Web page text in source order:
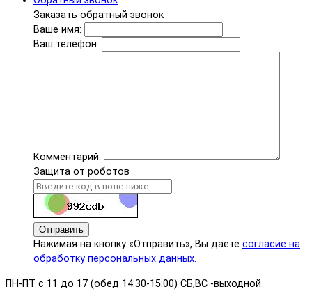
Заказать обратный звонок
Ваше имя:
Ваш телефон:
Комментарий:
Защита от роботов
Отправить
Нажимая на кнопку «Отправить», Вы даете согласие на
обработку персональных данных.
ПН-ПТ с 11 до 17 (обед 14:30-15:00) СБ,ВС -выходной